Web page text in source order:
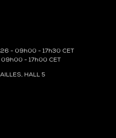
- 09h00 - 17h30 CET
09h00 - 17h00 CET
HALL 5